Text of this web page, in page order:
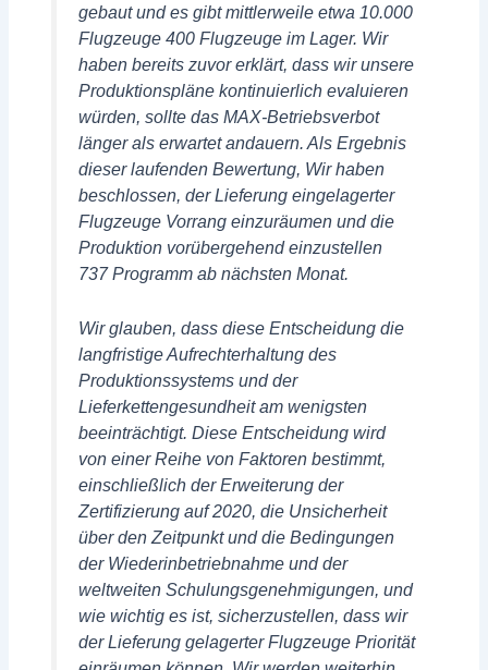
gebaut und es gibt mittlerweile etwa 10.000
Flugzeuge 400 Flugzeuge im Lager. Wir
haben bereits zuvor erklärt, dass wir unsere
Produktionspläne kontinuierlich evaluieren
würden, sollte das MAX-Betriebsverbot
länger als erwartet andauern. Als Ergebnis
dieser laufenden Bewertung, Wir haben
beschlossen, der Lieferung eingelagerter
Flugzeuge Vorrang einzuräumen und die
Produktion vorübergehend einzustellen
737 Programm ab nächsten Monat.
Wir glauben, dass diese Entscheidung die
langfristige Aufrechterhaltung des
Produktionssystems und der
Lieferkettengesundheit am wenigsten
beeinträchtigt. Diese Entscheidung wird
von einer Reihe von Faktoren bestimmt,
einschließlich der Erweiterung der
Zertifizierung auf 2020, die Unsicherheit
über den Zeitpunkt und die Bedingungen
der Wiederinbetriebnahme und der
weltweiten Schulungsgenehmigungen, und
wie wichtig es ist, sicherzustellen, dass wir
der Lieferung gelagerter Flugzeuge Priorität